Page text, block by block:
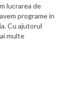
lucrarea de
programe in
Cu ajutorul
multe